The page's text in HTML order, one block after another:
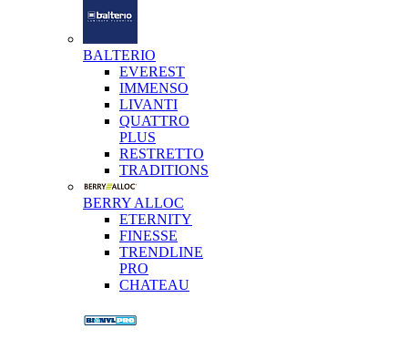
BALTERIO
EVEREST
IMMENSO
LIVANTI
QUATTRO
PLUS
RESTRETTO
TRADITIONS
BERRY ALLOC
ETERNITY
FINESSE
TRENDLINE
PRO
CHATEAU